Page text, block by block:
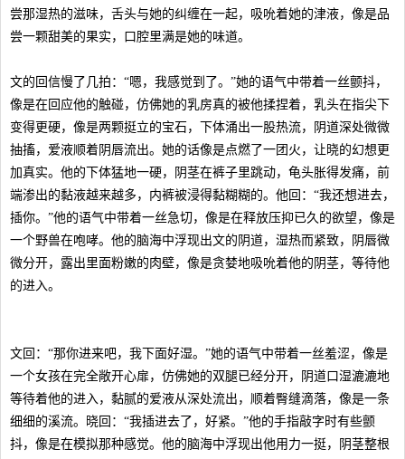
尝那湿热的滋味，舌头与她的纠缠在一起，吸吮着她的津液，像是品
尝一颗甜美的果实，口腔里满是她的味道。
文的回信慢了几拍：“嗯，我感觉到了。”她的语气中带着一丝颤抖，
像是在回应他的触碰，仿佛她的乳房真的被他揉捏着，乳头在指尖下
变得更硬，像是两颗挺立的宝石，下体涌出一股热流，阴道深处微微
抽搐，爱液顺着阴唇流出。她的话像是点燃了一团火，让晓的幻想更
加真实。他的下体猛地一硬，阴茎在裤子里跳动，龟头胀得发痛，前
端渗出的黏液越来越多，内裤被浸得黏糊糊的。他回：“我还想进去，
插你。”他的语气中带着一丝急切，像是在释放压抑已久的欲望，像是
一个野兽在咆哮。他的脑海中浮现出文的阴道，湿热而紧致，阴唇微
微分开，露出里面粉嫩的肉壁，像是贪婪地吸吮着他的阴茎，等待他
的进入。
文回：“那你进来吧，我下面好湿。”她的语气中带着一丝羞涩，像是
一个女孩在完全敞开心扉，仿佛她的双腿已经分开，阴道口湿漉漉地
等待着他的进入，黏腻的爱液从深处流出，顺着臀缝滴落，像是一条
细细的溪流。晓回：“我插进去了，好紧。”他的手指敲字时有些颤
抖，像是在模拟那种感觉。他的脑海中浮现出他用力一挺，阴茎整根